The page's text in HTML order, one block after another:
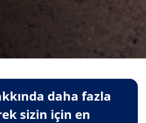
daha fazla
sizin için en